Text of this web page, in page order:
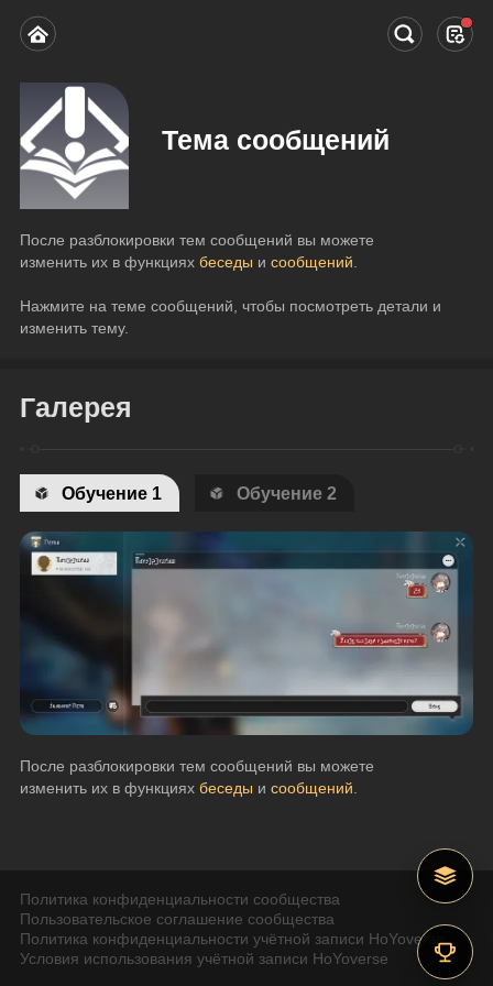
Тема сообщений
После разблокировки тем сообщений вы можете
изменить их в функциях беседы и сообщений
Нажмите на теме сообщений, чтобы посмотреть детали и
изменить тему.
Галерея
Обучение 1 Обучение 2
После разблокировки тем сообщений вы можете
изменить их в функциях беседы и сообщений
Политика конфиденциальности сообщества
Пользовательское соглашение сообщества
Политика конфиденциальности учётной записи HoYoverse
Условия использования учётной записи HoYoverse